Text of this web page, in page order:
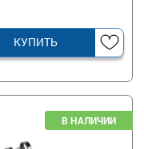
КУПИТЬ